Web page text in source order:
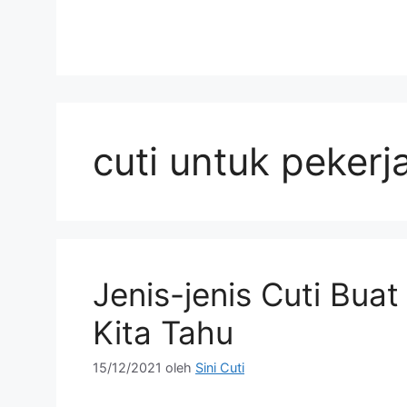
cuti untuk
Jenis-jenis Cuti
Kita Tahu
15/12/2021 oleh Sini Cuti